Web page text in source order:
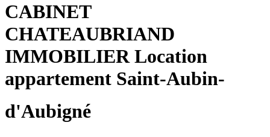
CABINET
CHATEAUBRIAND
IMMOBILIER Location
appartement Saint-Aubin-
d'Aubigné